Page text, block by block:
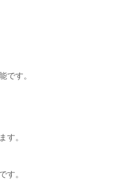
です。
す。
す。